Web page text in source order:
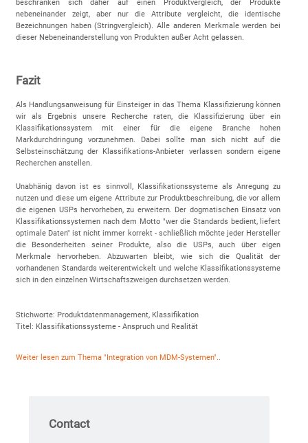
beschränken sich daher auf einen Produktvergleich, der Produkte
nebeneinander zeigt, aber nur die Attribute vergleicht, die identische
Bezeichnungen haben (Stringvergleich). Alle anderen Merkmale werden bei
dieser Nebeneinanderstellung von Produkten außer Acht gelassen.
Fazit
Als Handlungsanweisung für Einsteiger in das Thema Klassifizierung können
wir als Ergebnis unsere Recherche raten, die Klassifizierung über ein
Klassifikationssystem mit einer für die eigene Branche hohen
Markdurchdringung vorzunehmen. Dabei sollte man sich nicht auf die
Selbsteinschätzung der Klassifikations-Anbieter verlassen sondern eigene
Recherchen anstellen.
Unabhänig davon ist es sinnvoll, Klassifikationssysteme als Anregung zu
nutzen und diese um eigene Attribute zur Produktbeschreibung, die vor allem
die eigenen USPs hervorheben, zu erweitern. Der dogmatischen Einsatz von
Klassifikationssystemen nach dem Motto "wer die Standards bedient, liefert
optimale Daten" ist nicht immer korrekt - schließlich möchte jeder Hersteller
die Besonderheiten seiner Produkte, also die USPs, auch über eigen
Merkmale hervorheben. Abzuwarten bleibt, wie sich die Qualität der
vorhandenen Standards weiterentwickelt und welche Klassifikationssysteme
sich in den einzelnen Wirtschaftszweigen durchsetzen werden.
Stichworte: Produktdatenmanagement, Klassifikation
Titel: Klassifikationssysteme - Anspruch und Realität
Weiter lesen zum Thema "Integration von MDM-Systemen"..
Contact